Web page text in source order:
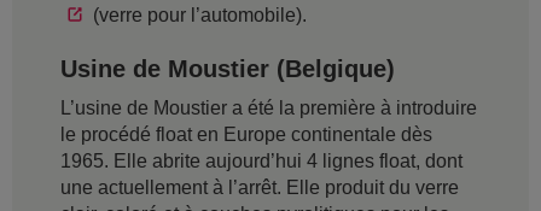
(verre pour l’automobile).
Usine de Moustier (Belgique)
L’usine de Moustier a été la première à introduire
le procédé float en Europe continentale dès
1965. Elle abrite aujourd’hui 4 lignes float, dont
une actuellement à l’arrêt. Elle produit du verre